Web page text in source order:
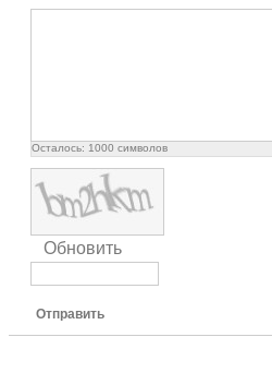
Осталось: 1000 символов
Обновить
Отправить